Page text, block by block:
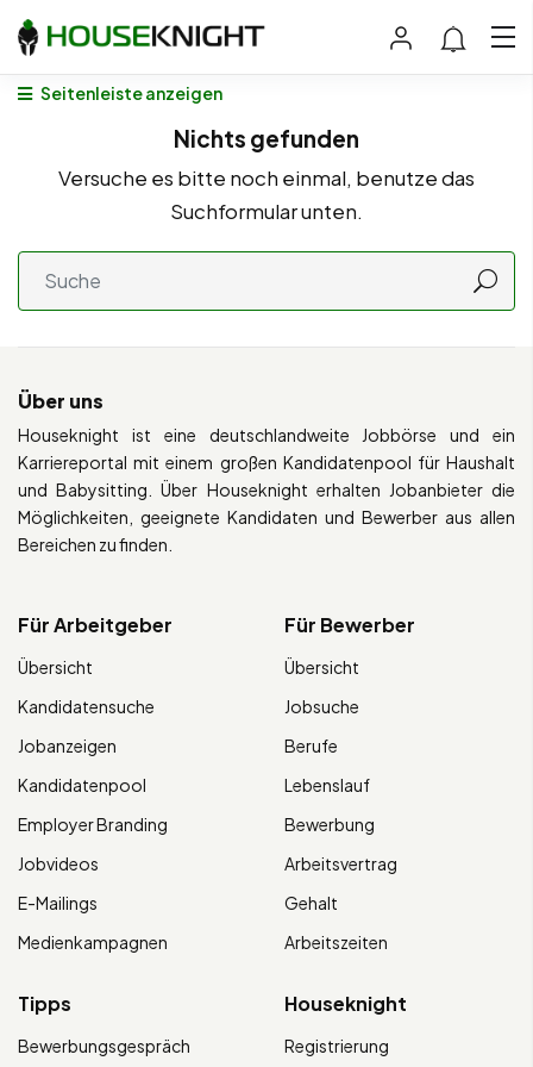
Seitenleiste anzeigen
Nichts gefunden
Versuche es bitte noch einmal, benutze das
Suchformular unten.
Über uns
Houseknight ist eine deutschlandweite Jobbörse und ein
Karriereportal mit einem großen Kandidatenpool für Haushalt
und Babysitting. Über Houseknight erhalten Jobanbieter die
Möglichkeiten, geeignete Kandidaten und Bewerber aus allen
Bereichen zu finden.
Für Arbeitgeber
Übersicht
Kandidatensuche
Jobanzeigen
Kandidatenpool
Employer Branding
Jobvideos
E-Mailings
Medienkampagnen
Für Bewerber
Übersicht
Jobsuche
Berufe
Lebenslauf
Bewerbung
Arbeitsvertrag
Gehalt
Arbeitszeiten
Tipps
Bewerbungsgespräch
Houseknight
Registrierung